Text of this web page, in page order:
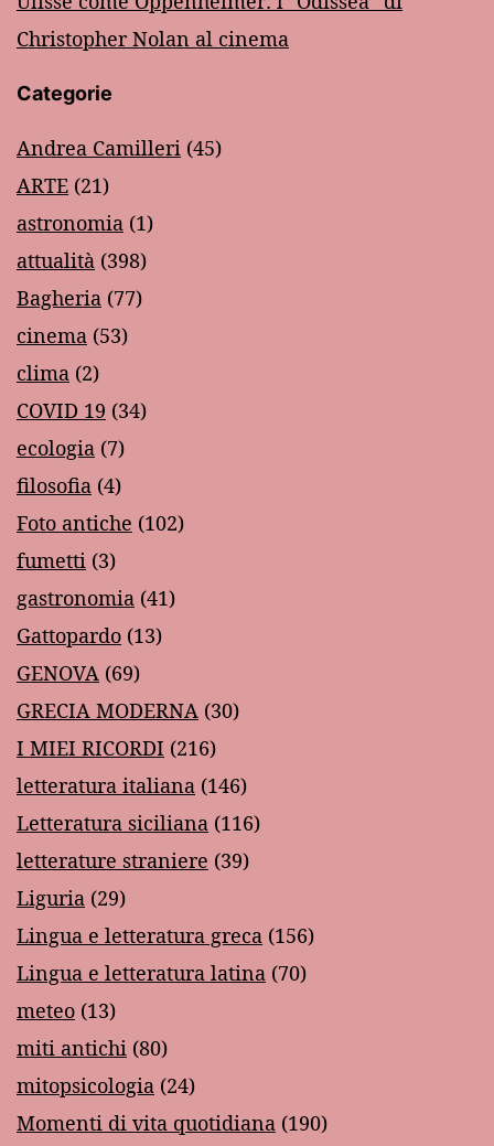
Christopher Nolan al cinema
Categorie
Andrea Camilleri (45)
ARTE (21)
astronomia (1)
attualità (398)
Bagheria (77)
cinema (53)
clima (2)
COVID 19 (34)
ecologia (7)
filosofia (4)
Foto antiche (102)
fumetti (3)
gastronomia (41)
Gattopardo (13)
GENOVA (69)
GRECIA MODERNA (30)
I MIEI RICORDI (216)
letteratura italiana (146)
Letteratura siciliana (116)
letterature straniere (39)
Liguria (29)
Lingua e letteratura greca (156)
Lingua e letteratura latina (70)
meteo (13)
miti antichi (80)
mitopsicologia (24)
Momenti di vita quotidiana (190)